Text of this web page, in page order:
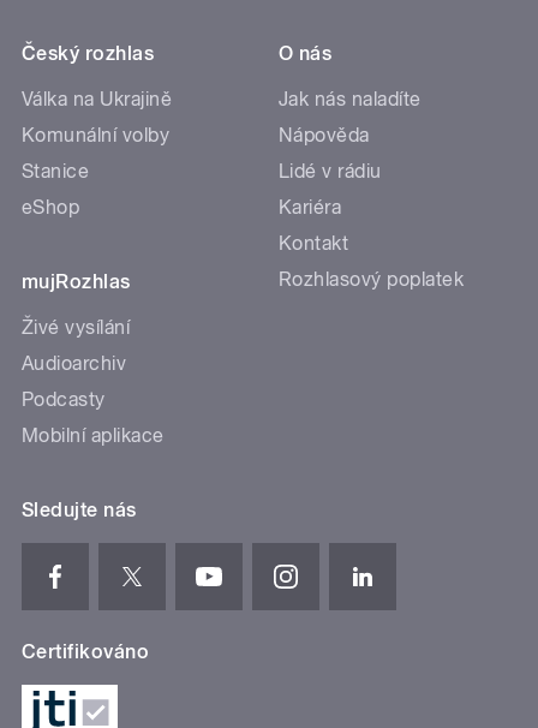
Český rozhlas
Válka na Ukrajině
Komunální volby
Stanice
eShop
mujRozhlas
Živé vysílání
Audioarchiv
Podcasty
Mobilní aplikace
O nás
Jak nás naladíte
Nápověda
Lidé v rádiu
Kariéra
Kontakt
Rozhlasový poplatek
Sledujte nás
Certifikováno